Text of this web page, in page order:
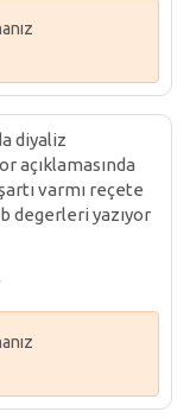
diyaliz
açıklamasında
varmı reçete
degerleri yazıyor